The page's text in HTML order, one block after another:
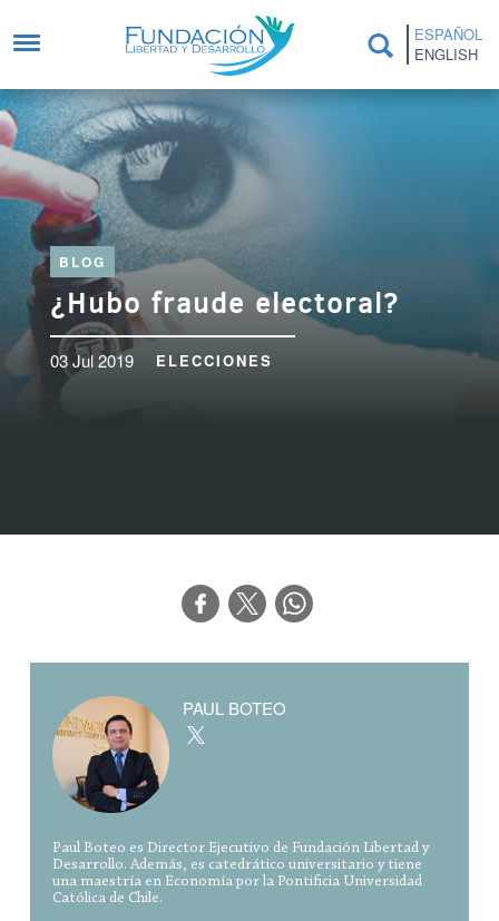
ESPAÑOL
ENGLISH
BLOG
¿Hubo fraude electoral?
03 Jul 2019 ELECCIONES
PAUL BOTEO
Paul Boteo es Director Ejecutivo de Fundación Libertad y
Desarrollo. Además, es catedrático universitario y tiene
una maestría en Economía por la Pontificia Universidad
Católica de Chile.